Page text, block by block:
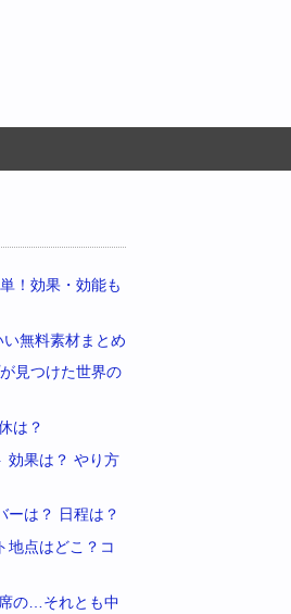
！効果・効能も
無料素材まとめ
見つけた世界の
は？
効果は？ やり方
ーは？ 日程は？
地点はどこ？コ
の…それとも中